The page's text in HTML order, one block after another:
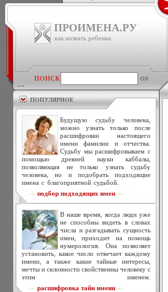
ПРОИМЕНА.РУ
как назвать ребенка
ПОИСК
ПОПУЛЯРНОЕ
Будущую судьбу человека,
можно узнать только после
расшифровки настоящего
имени фамилии и отчества.
Судьбу мы расшифровываем с
помощью древней науки каббалы,
позволяющая не только узнать судьбу
человека, но и подобрать подходящие
имена с благоприятной судьбой.
>> подбор подходящих имен <<
В наше время, когда люди уже
не способны видеть в словах
числа и разгадывать сущность
имен, приходит на помощь
нумерология. Она позволяет
установить, какое число отвечает каждому
имени, а также какие тайные интересы,
мечты и склонности свойственны человеку с
этим именем.
>> расшифровка тайн имени <<